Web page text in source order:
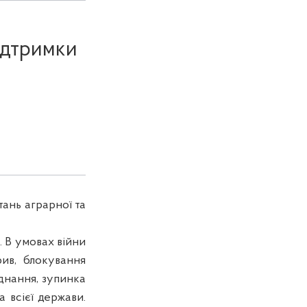
аграрної та
В умовах війни
блокування
зупинка
всієї держави.